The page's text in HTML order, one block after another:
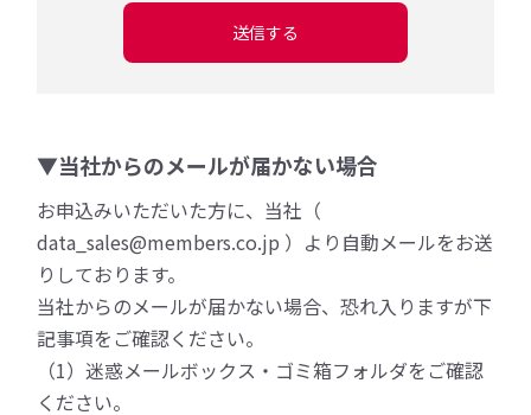
送信する
▼当社からのメールが届かない場合
お申込みいただいた方に、当社（
data_sales@members.co.jp ）より自動メールをお送
りしております。
当社からのメールが届かない場合、恐れ入りますが下
記事項をご確認ください。
（1）迷惑メールボックス・ゴミ箱フォルダをご確認
ください。